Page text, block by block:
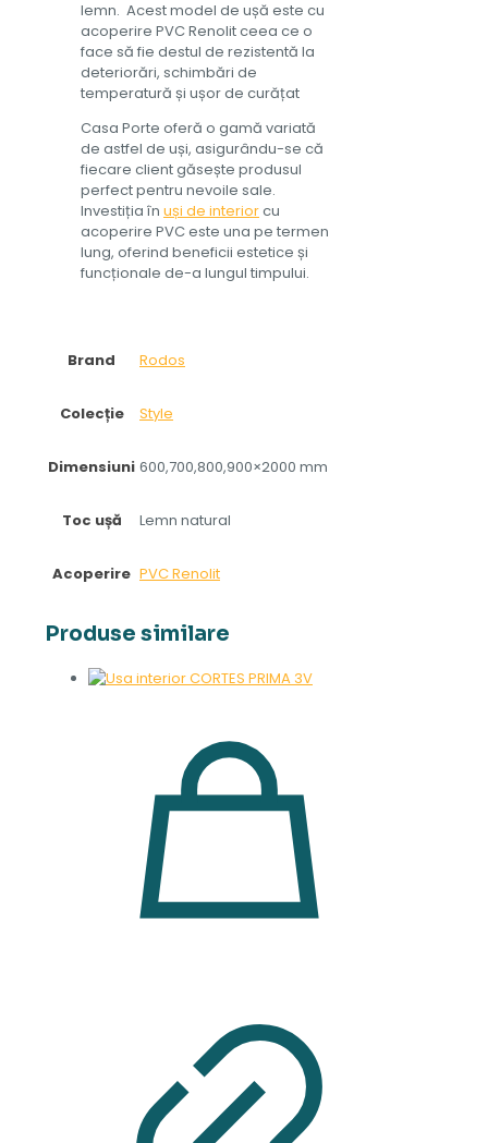
lemn. Acest model de ușă este cu
acoperire PVC Renolit ceea ce o
face să fie destul de rezistentă la
deteriorări, schimbări de
temperatură și ușor de curățat
Casa Porte oferă o gamă variată
de astfel de uși, asigurându-se că
fiecare client găsește produsul
perfect pentru nevoile sale.
Investiția în uși de interiorcu
acoperire PVC este una pe termen
lung, oferind beneficii estetice și
funcționale de-a lungul timpului.
Brand Rodos
Colecție Style
Dimensiuni 600,700,800,900×2000 mm
Toc ușă Lemn natural
Acoperire PVC Renolit
Produse similare